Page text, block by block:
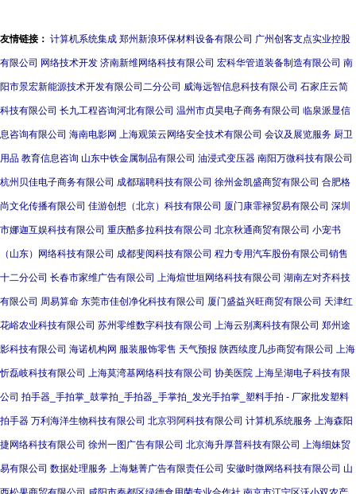
友情链接： 计算机系统集成 郑州新浪环保材料设备有限公司 广州创客支点实业控股
有限公司 网络技术开发 济南新维网络科技有限公司 宏科华管道装备制造有限公司 南
阳市景宏新能源技术开发有限公司二分公司 威海远智信息科技有限公司 石家庄云简
科技有限公司 长九工程咨询河北有限公司 温州市贞昊电子商务有限公司 临泉派显信
息咨询有限公司 海南电影网 上海观策云网络安全技术有限公司 会议及展览服务 厨卫
用品 教育信息咨询 山东中铁金属制品有限公司 油浸式变压器 南阳万微科技有限公司
杭州贝佳电子商务有限公司 成都瑞聘科技有限公司 徐州金凯盛商贸有限公司 合肥格
尚文化传播有限公司 佳游创想（北京）科技有限公司 厦门康霏禄贸易有限公司 深圳
市娜迦互娱科技有限公司 重庆酷多拉科技有限公司 北京秋通商贸有限公司 小宠书
（山东）网络科技有限公司 成都斐阅科技有限公司 程力专用汽车股份有限公司销售
十二分公司 长春市家维广告有限公司 上海煊世垣网络科技有限公司 湖南左对齐科技
有限公司 周易算命 东莞市佳创净化科技有限公司 厦门盛益兴旺商贸有限公司 天津红
花峪农业科技有限公司 苏州零维数字科技有限公司 上海云别离科技有限公司 郑州途
影科技有限公司 海诺机构网 服装服饰零售 天气预报 陕西续度几步商贸有限公司 上海
忻磊岐科技有限公司 上海莫湾基网络科技有限公司 协美医院 上海呈湖电子科技有限
公司 拍手器_手拍掌_鼓掌拍_手拍器_手掌拍_发光手拍掌_塑料手拍 - 厂家批发塑料
拍手器 万利海洋生物科技有限公司 北京羽阿科技有限公司 计算机系统服务 上海森阳
捷网络科技有限公司 徐州一图广告有限公司 北京海升厚普科技有限公司 上海细妹贸
易有限公司 数据处理服务 上海魅菁广告有限责任公司 安徽时微网络科技有限公司 山